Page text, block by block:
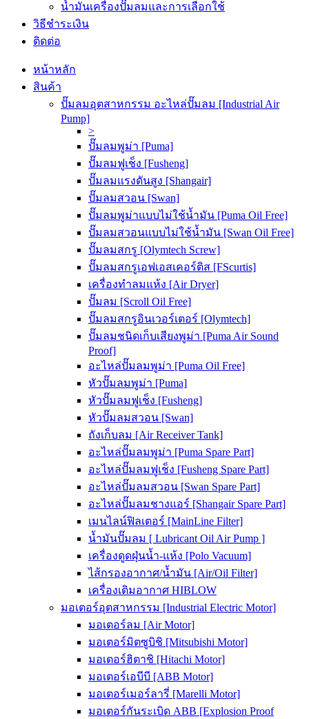
น้ำมันเครื่องปั๊มลมและการเลือกใช้
วิธีชำระเงิน
ติดต่อ
หน้าหลัก
สินค้า
ปั๊มลมอุตสาหกรรม อะไหล่ปั๊มลม [Industrial Air
Pump]
>
ปั๊มลมพูม่า [Puma]
ปั๊มลมฟูเช็ง [Fusheng]
ปั๊มลมแรงดันสูง [Shangair]
ปั๊มลมสวอน [Swan]
ปั๊มลมพูม่าแบบไม่ใช้น้ำมัน [Puma Oil Free]
ปั๊มลมสวอนแบบไม่ใช้น้ำมัน [Swan Oil Free]
ปั๊มลมสกรู [Olymtech Screw]
ปั๊มลมสกรูเอฟเอสเคอร์ติส [FScurtis]
เครื่องทำลมแห้ง [Air Dryer]
ปั๊มลม [Scroll Oil Free]
ปั๊มลมสกรูอินเวอร์เตอร์ [Olymtech]
ปั๊มลมชนิดเก็บเสียงพูม่า [Puma Air Sound
Proof]
อะไหล่ปั๊มลมพูม่า [Puma Oil Free]
หัวปั๊มลมพูม่า [Puma]
หัวปั๊มลมฟูเช็ง [Fusheng]
หัวปั๊มลมสวอน [Swan]
ถังเก็บลม [Air Receiver Tank]
อะไหล่ปั๊มลมพูม่า [Puma Spare Part]
อะไหล่ปั๊มลมฟูเช็ง [Fusheng Spare Part]
อะไหล่ปั๊มลมสวอน [Swan Spare Part]
อะไหล่ปั๊มลมชางแอร์ [Shangair Spare Part]
เมนไลน์ฟิลเตอร์ [MainLine Filter]
น้ำมันปั๊มลม [ Lubricant Oil Air Pump ]
เครื่องดูดฝุ่นน้ำ-แห้ง [Polo Vacuum]
ไส้กรองอากาศ/น้ำมัน [Air/Oil Filter]
เครื่องเติมอากาศ HIBLOW
มอเตอร์อุตสาหกรรม [Industrial Electric Motor]
มอเตอร์ลม [Air Motor]
มอเตอร์มิตซูบิชิ [Mitsubishi Motor]
มอเตอร์ฮิตาชิ [Hitachi Motor]
มอเตอร์เอบีบี [ABB Motor]
มอเตอร์เมอร์ลารี่ [Marelli Motor]
มอเตอร์กันระเบิด ABB [Explosion Proof